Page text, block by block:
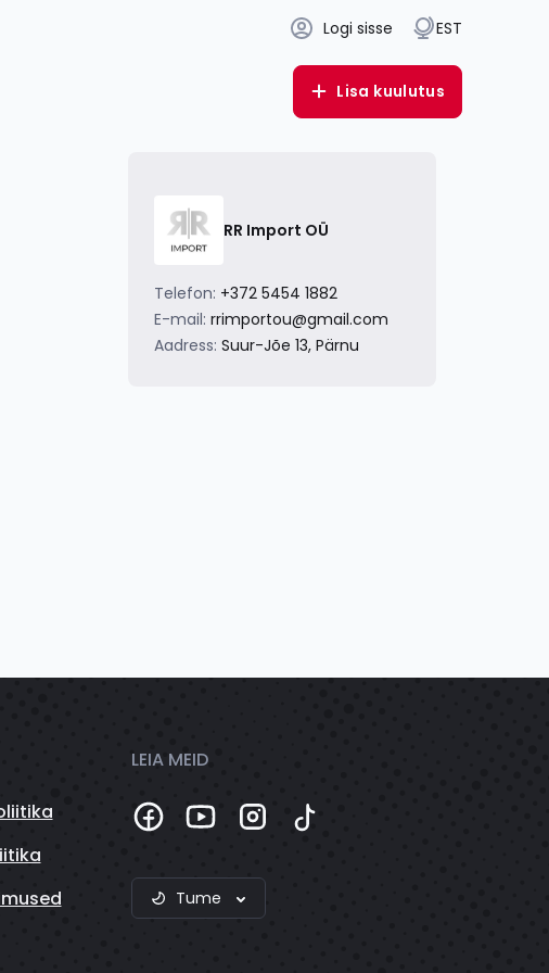
Logi sisse EST
Lisa kuulutus
RR Import OÜ
Telefon: +372 5454 1882
E-mail: rrimportou@gmail.com
Aadress: Suur-Jõe 13, Pärnu
LEIA MEID
Tume